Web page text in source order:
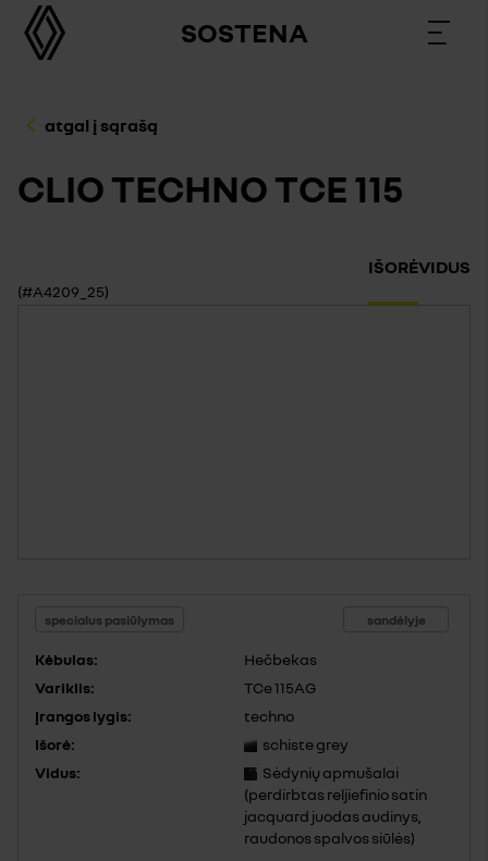
SOSTENA
atgal į sąrašą
CLIO TECHNO TCE 115
(#A4209_25)
IŠORĖVIDUS
sandėlyje
specialus pasiūlymas
Kėbulas:
Hečbekas
Variklis:
TCe 115AG
Įrangos lygis:
techno
Išorė:
schiste grey
Vidus:
Sėdynių apmušalai
(perdirbtas reljiefinio satin
jacquard juodas audinys,
raudonos spalvos siūlės)